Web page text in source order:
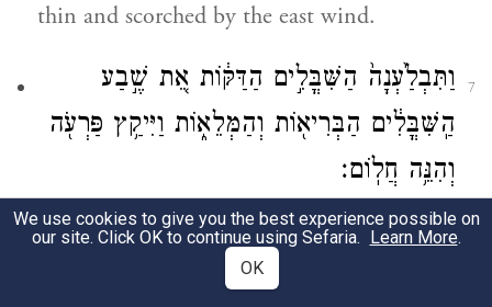
thin and scorched by the east wind.
7
וַתִּבְלַ֙עְנָה֙ הַשִּׁבֳּלִ֣ים הַדַּקּ֔וֹת אֵ֚ת שֶׁ֣בַע
הַֽשִּׁבֳּלִ֔ים הַבְּרִיא֖וֹת וְהַמְּלֵא֑וֹת וַיִּיקַ֥ץ פַּרְעֹ֖ה
וְהִנֵּ֥ה חֲלֽוֹם׃
And the thin ears swallowed up the seven
solid and full ears. Then Pharaoh awoke: it
We use cookies to give you the best experience possible on
our site. Click OK to continue using Sefaria. Learn More.
OK